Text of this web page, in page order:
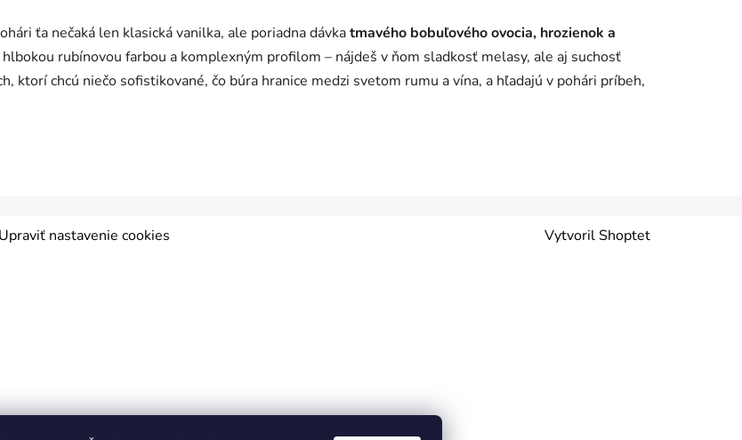
ťa nečaká len klasická vanilka, ale poriadna dávkatmavého bobuľového ovocia, hrozienok a
rubínovou farbou a komplexným profilom – nájdeš v ňom sladkosť melasy, ale aj suchosť
ktorí chcú niečo sofistikované, čo búra hranice medzi svetom rumu a vína, a hľadajú v pohári príbeh,
Vytvoril Shoptet
Upraviť nastavenie cookies